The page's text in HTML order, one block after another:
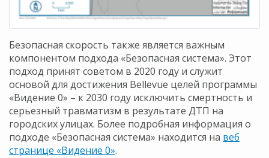
Безопасная скорость также является важным
компонентом подхода «Безопасная система». Этот
подход принят советом в 2020 году и служит
основой для достижения Bellevue целей программы
«Видение 0» – к 2030 году исключить смертность и
серьезный травматизм в результате ДТП на
городских улицах. Более подробная информация о
подходе «Безопасная система» находится на веб
странице «Видение 0».